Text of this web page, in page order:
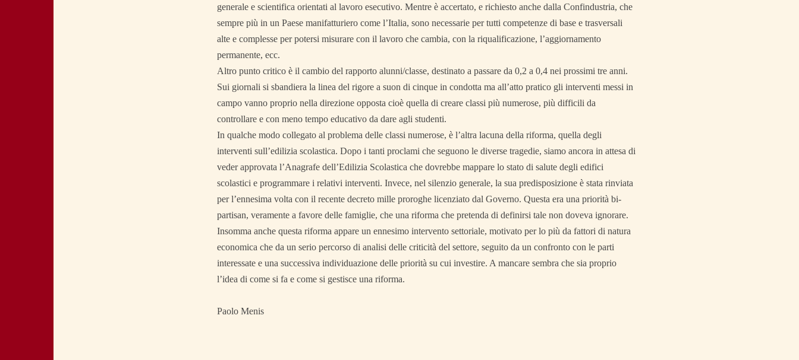
generale e scientifica orientati al lavoro esecutivo. Mentre è accertato, e richiesto anche dalla Confindustria, che
sempre più in un Paese manifatturiero come l’Italia, sono necessarie per tutti competenze di base e trasversali
alte e complesse per potersi misurare con il lavoro che cambia, con la riqualificazione, l’aggiornamento
permanente, ecc.
Altro punto critico è il cambio del rapporto alunni/classe, destinato a passare da 0,2 a 0,4 nei prossimi tre anni.
Sui giornali si sbandiera la linea del rigore a suon di cinque in condotta ma all’atto pratico gli interventi messi in
campo vanno proprio nella direzione opposta cioè quella di creare classi più numerose, più difficili da
controllare e con meno tempo educativo da dare agli studenti.
In qualche modo collegato al problema delle classi numerose, è l’altra lacuna della riforma, quella degli
interventi sull’edilizia scolastica. Dopo i tanti proclami che seguono le diverse tragedie, siamo ancora in attesa di
veder approvata l’Anagrafe dell’Edilizia Scolastica che dovrebbe mappare lo stato di salute degli edifici
scolastici e programmare i relativi interventi. Invece, nel silenzio generale, la sua predisposizione è stata rinviata
per l’ennesima volta con il recente decreto mille proroghe licenziato dal Governo. Questa era una priorità bi-
partisan, veramente a favore delle famiglie, che una riforma che pretenda di definirsi tale non doveva ignorare.
Insomma anche questa riforma appare un ennesimo intervento settoriale, motivato per lo più da fattori di natura
economica che da un serio percorso di analisi delle criticità del settore, seguito da un confronto con le parti
interessate e una successiva individuazione delle priorità su cui investire. A mancare sembra che sia proprio
l’idea di come si fa e come si gestisce una riforma.
Paolo Menis